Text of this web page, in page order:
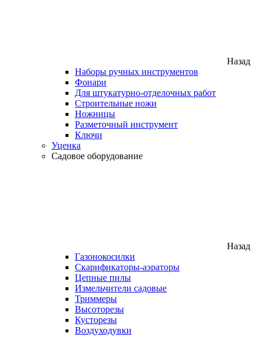
Назад
Наборы ручных инструментов
Фонари
Для штукатурно-отделочных работ
Строительные ножи
Ножницы
Разметочный инструмент
Ключи
Уценка
Садовое оборудование
Назад
Газонокосилки
Скарификаторы-аэраторы
Цепные пилы
Измельчители садовые
Триммеры
Высоторезы
Кусторезы
Воздуходувки